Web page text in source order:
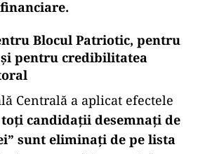
Blocul Patriotic, pentru
pentru credibilitatea
Centrală a aplicat efectele
toți candidații desemnați de
sunt eliminați de pe lista